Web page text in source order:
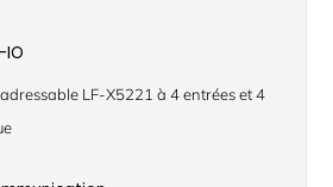
IO
LF-X5221 à 4 entrées et 4